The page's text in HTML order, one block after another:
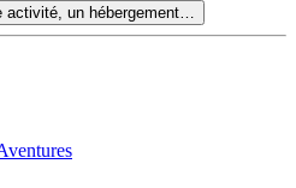
activité, un hébergement…